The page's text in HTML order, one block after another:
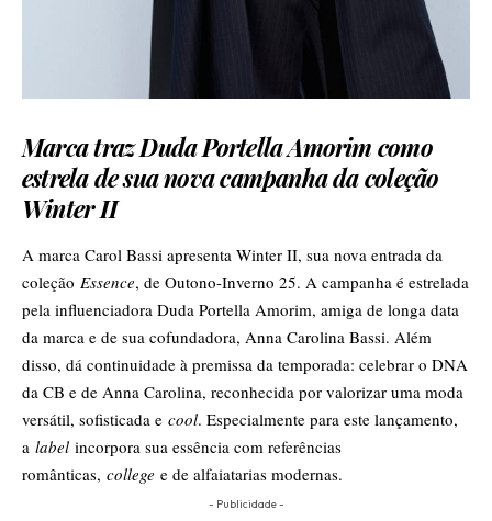
Marca traz Duda Portella Amorim como
estrela de sua nova campanha da coleção
Winter II
A marca Carol Bassi apresenta Winter II, sua nova entrada da
coleção Essence, de Outono-Inverno 25. A campanha é estrelada
pela influenciadora Duda Portella Amorim, amiga de longa data
da marca e de sua cofundadora, Anna Carolina Bassi. Além
disso, dá continuidade à premissa da temporada: celebrar o DNA
da CB e de Anna Carolina, reconhecida por valorizar uma moda
versátil, sofisticada e cool. Especialmente para este lançamento,
a label incorpora sua essência com referências
românticas, college e de alfaiatarias modernas.
- Publicidade -